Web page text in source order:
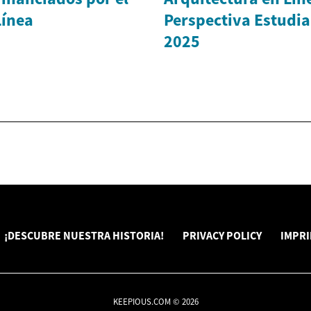
Perspectiva
2025
¡DESCUBRE NUESTRA HISTORIA! PRIVACY POLICY
KEEPIOUS.COM © 2026